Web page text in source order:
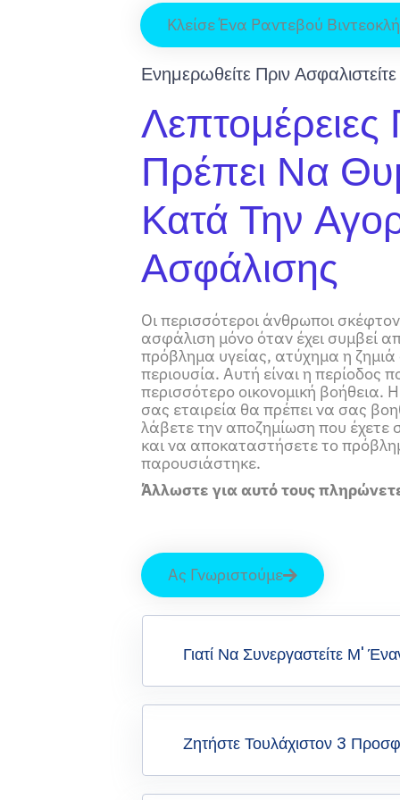
Κλείσε Ένα Ραντεβού
Ενημερωθείτε Πριν Ασφαλιστείτε
Πρέπει Να
Κατά Την
Ασφάλισης
Οι περισσότεροι άνθρωποι
ασφάλιση μόνο όταν έχει συμβεί
πρόβλημα υγείας, ατύχημα η ζημιά
περιουσία. Αυτή είναι η περίοδος
περισσότερο οικονομική βοήθεια.
σας εταιρεία θα πρέπει να σας
λάβετε την αποζημίωση που έχετε
και να αποκαταστήσετε το
παρουσιάστηκε.
Άλλωστε για αυτό τους
Ας Γνωριστούμε
Γιατί Να Συνεργαστείτε Μ'
Ζητήστε Τουλάχιστον 3